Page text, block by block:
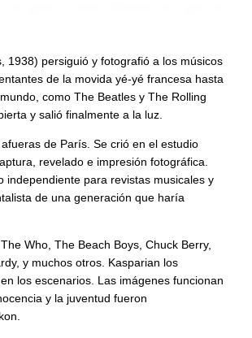
1938) persiguió y fotografió a los músicos
de la movida yé-yé francesa hasta
como The Beatles y The Rolling
y salió finalmente a la luz.
de París. Se crió en el estudio
revelado e impresión fotográfica.
independiente para revistas musicales y
de una generación que haría
Who, The Beach Boys, Chuck Berry,
y muchos otros. Kasparian los
los escenarios. Las imágenes funcionan
y la juventud fueron